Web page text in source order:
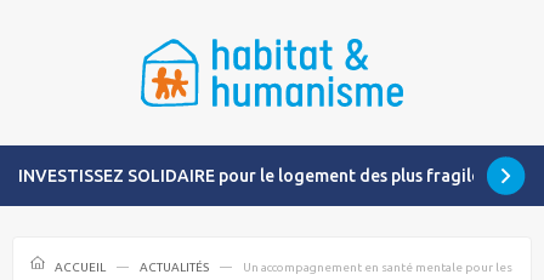
INVESTISSEZ SOLIDAIRE pour le logement des plus fragiles
ACCUEIL ACTUALITÉS
Un accompagnement en santé mentale pour les